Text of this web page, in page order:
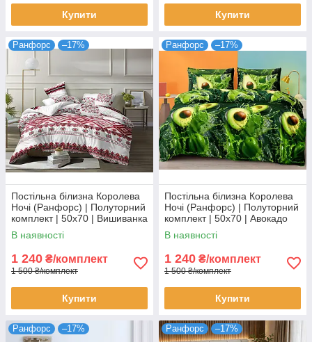
Купити Купити
Ранфорс –17%
Постільна білизна Королева
Ночі (Ранфорс) | Полуторний
комплект | 50х70 | Вишиванка
В наявності
1 240 ₴/комплект
1 500 ₴/комплект
Купити
Ранфорс –17%
Постільна білизна Королева
Ночі (Ранфорс) | Полуторний
комплект | 50х70 | Авокадо
на зеленому
В наявності
1 240 ₴/комплект
1 500 ₴/комплект
Купити
Ранфорс –17% Ранфорс –17%